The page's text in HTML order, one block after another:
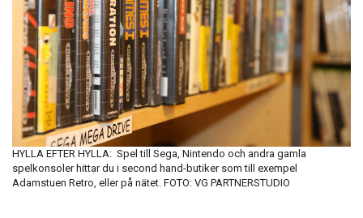
HYLLA EFTER HYLLA: Spel till Sega, Nintendo och andra gamla
spelkonsoler hittar du i second hand-butiker som till exempel
Adamstuen Retro, eller på nätet. FOTO: VG PARTNERSTUDIO